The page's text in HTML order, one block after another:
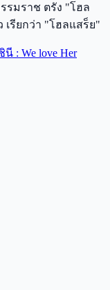
รมราช ตรัง "โฮล
เรียกว่า "โฮลแสร็ย"
: We love Her